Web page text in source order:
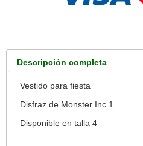
Descripción completa
Vestido para fiesta
Disfraz de Monster Inc 1
Disponible en talla 4